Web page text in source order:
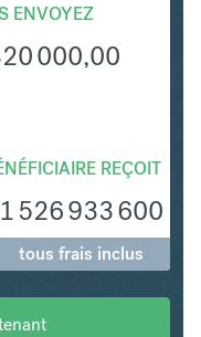
ENVOYEZ
000,00
REÇOIT
1 526 933 600
tous frais inclus